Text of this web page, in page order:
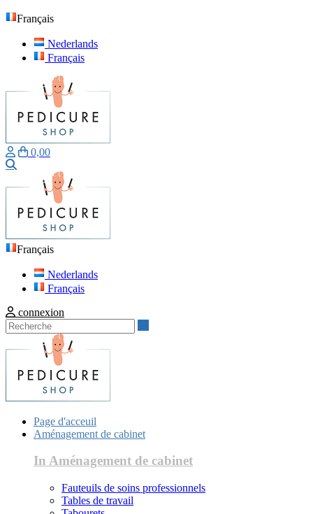
Français
Nederlands
Français
0,00
Français
Nederlands
Français
connexion
Page d'acceuil
Aménagement de cabinet
In Aménagement de cabinet
Fauteuils de soins professionnels
Tables de travail